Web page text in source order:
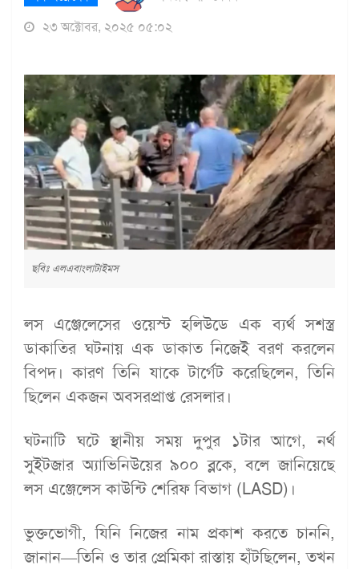
২৩ অক্টোবর, ২০২৫ ০৫:০২
ছবিঃ এলএবাংলাটাইমস
লস এঞ্জেলেসের ওয়েস্ট হলিউডে এক ব্যর্থ সশস্ত্র
ডাকাতির ঘটনায় এক ডাকাত নিজেই বরণ করলেন
বিপদ। কারণ তিনি যাকে টার্গেট করেছিলেন, তিনি
ছিলেন একজন অবসরপ্রাপ্ত রেসলার।
ঘটনাটি ঘটে স্থানীয় সময় দুপুর ১টার আগে, নর্থ
সুইটজার অ্যাভিনিউয়ের ৯০০ ব্লকে, বলে জানিয়েছে
লস এঞ্জেলেস কাউন্টি শেরিফ বিভাগ (LASD)।
ভুক্তভোগী, যিনি নিজের নাম প্রকাশ করতে চাননি,
জানান—তিনি ও তার প্রেমিকা রাস্তায় হাঁটছিলেন, তখন